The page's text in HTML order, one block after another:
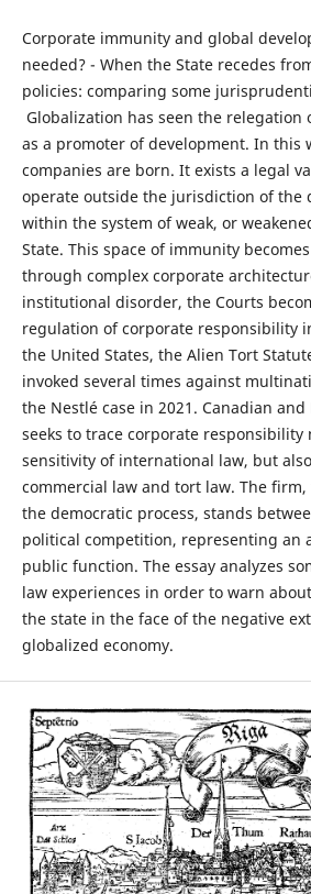
Corporate immunity and global
needed? - When the State recedes
policies: comparing some
Globalization has seen the relegation
as a promoter of development. In this
companies are born. It exists a legal
operate outside the jurisdiction of the
within the system of weak, or
State. This space of immunity
through complex corporate
institutional disorder, the Courts
regulation of corporate responsibility
the United States, the Alien Tort
invoked several times against
the Nestlé case in 2021. Canadian
seeks to trace corporate responsibility
sensitivity of international law, but
commercial law and tort law. The
the democratic process, stands
political competition, representing an
public function. The essay analyzes
law experiences in order to warn
the state in the face of the negative
globalized economy.